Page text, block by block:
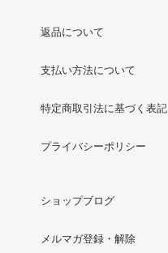
返品について
支払い方法について
特定商取引法に基づく表記
プライバシーポリシー
ショップブログ
メルマガ登録・解除